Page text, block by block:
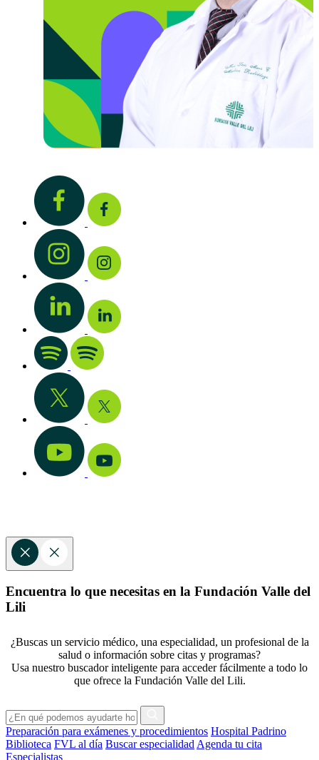
Encuentra lo que necesitas en la Fundación Valle del
Lili
¿Buscas un servicio médico, una especialidad, un profesional de la
salud o información sobre citas y programas?
Usa nuestro buscador inteligente para acceder fácilmente a todo lo
que ofrece la Fundación Valle del Lili.
Preparación para exámenes y procedimientos Hospital Padrino
Biblioteca FVL al día Buscar especialidad Agenda tu cita
Especialistas